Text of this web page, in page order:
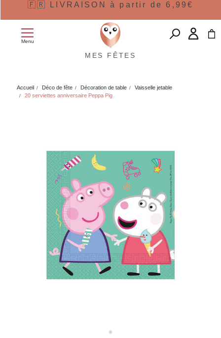
🇫🇷 LIVRAISON à partir de 6,99€
Menu
MES FÊTES
Accueil Déco de fête Décoration de table
Vaisselle jetable
20 serviettes anniversaire Peppa Pig